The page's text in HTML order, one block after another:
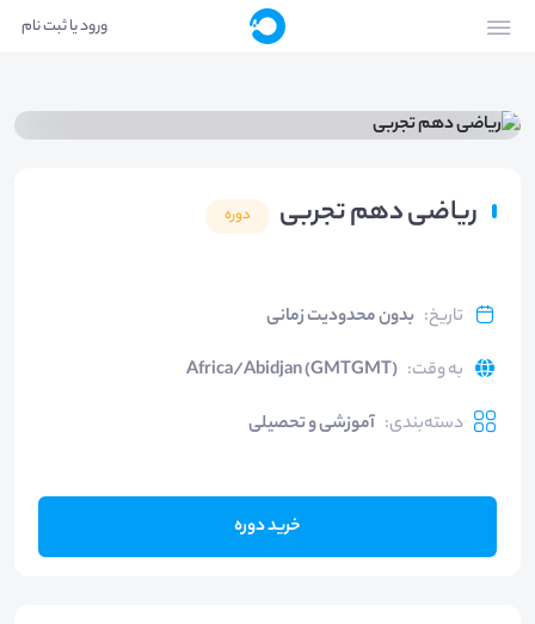
ورود یا ثبت نام
ریاضی دهم تجربی دوره
تاریخ: بدون محدودیت زمانی
به وقت:
Africa/Abidjan (GMTGMT)
دسته‌بندی: آموزشی و تحصیلی
خرید دوره